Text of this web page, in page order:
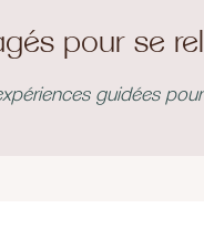
pour se
guidées